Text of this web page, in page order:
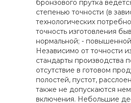
бронзового прутка
степенью точности (в
технологических
точность изготовления
нормальной; -
Независимо от точности
стандарты производства
отсутствие в готовом
полостей, пустот,
также не допускаются
включения. Небольшие